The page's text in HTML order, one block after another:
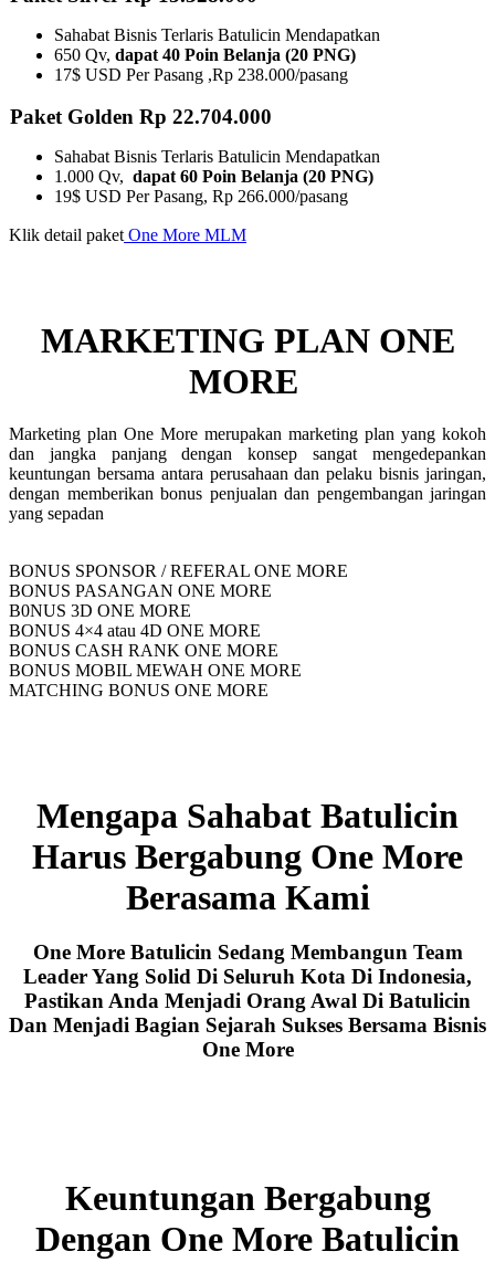
Sahabat Bisnis Terlaris Batulicin Mendapatkan
650 Qv, dapat 40 Poin Belanja (20 PNG)
17$ USD Per Pasang ,Rp 238.000/pasang
Paket Golden Rp 22.704.000
Sahabat Bisnis Terlaris Batulicin Mendapatkan
1.000 Qv, dapat 60 Poin Belanja (20 PNG)
19$ USD Per Pasang, Rp 266.000/pasang
Klik detail paket One More MLM
MARKETING PLAN ONE
MORE ​
Marketing plan One More merupakan marketing plan yang kokoh
dan jangka panjang dengan konsep sangat mengedepankan
keuntungan bersama antara perusahaan dan pelaku bisnis jaringan,
dengan memberikan bonus penjualan dan pengembangan jaringan
yang sepadan
BONUS SPONSOR / REFERAL ONE MORE
BONUS PASANGAN ONE MORE
B0NUS 3D ONE MORE
BONUS 4×4 atau 4D ONE MORE
BONUS CASH RANK ONE MORE
BONUS MOBIL MEWAH ONE MORE
MATCHING BONUS ONE MORE
Mengapa Sahabat Batulicin
Harus Bergabung One More
Berasama Kami
One More Batulicin Sedang Membangun Team
Leader Yang Solid Di Seluruh Kota Di Indonesia,
Pastikan Anda Menjadi Orang Awal Di Batulicin
Dan Menjadi Bagian Sejarah Sukses Bersama Bisnis
One More
Keuntungan Bergabung
Dengan One More Batulicin